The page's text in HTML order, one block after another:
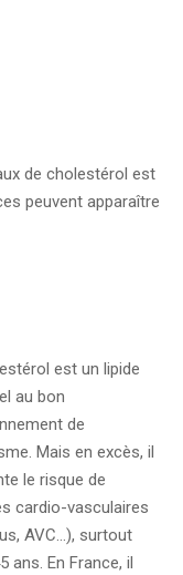
de cholestérol est
peuvent apparaître
est un lipide
au bon
de
Mais en excès, il
le risque de
cardio-vasculaires
AVC…), surtout
ans. En France, il